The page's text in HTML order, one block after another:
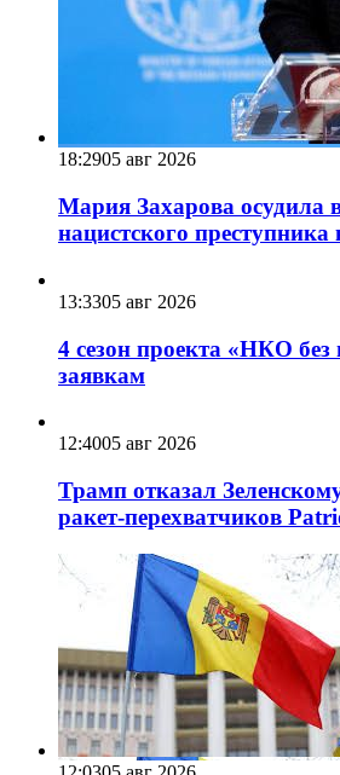
18:2905 авг 2026
Мария Захарова осудила
нацистского
13:3305 авг 2026
4 сезон проекта «НКО
заявкам
12:4005 авг 2026
Трамп отказал
ракет-перехватчиков